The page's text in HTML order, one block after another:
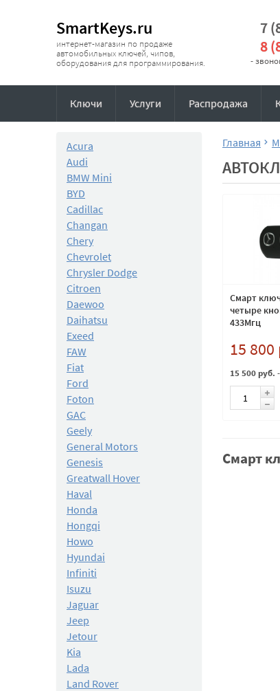
SmartKeys.ru
интернет-магазин по продаже
автомобильных ключей, чипов,
оборудования для программирования.
7
8
-
Ключи Услуги Распродажа
Acura
Audi
BMW Mini
BYD
Cadillac
Changan
Chery
Chevrolet
Chrysler Dodge
Citroen
Daewoo
Daihatsu
Exeed
FAW
Fiat
Ford
Foton
GAC
Geely
General Motors
Genesis
Greatwall Hover
Haval
Honda
Hongqi
Howo
Hyundai
Infiniti
Isuzu
Jaguar
Jeep
Jetour
Kia
Lada
Land Rover
Главная
Смарт
четыре
433Мгц
15 800
15 500 руб.
Смарт